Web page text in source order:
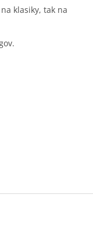
klasiky, tak na